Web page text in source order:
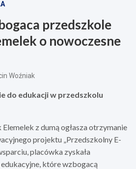
przedszkole
o nowoczesne
Woźniak
do edukacji w przedszkolu
z dumą ogłasza otrzymanie
projektu „Przedszkolny E-
placówka zyskała
które wzbogacą